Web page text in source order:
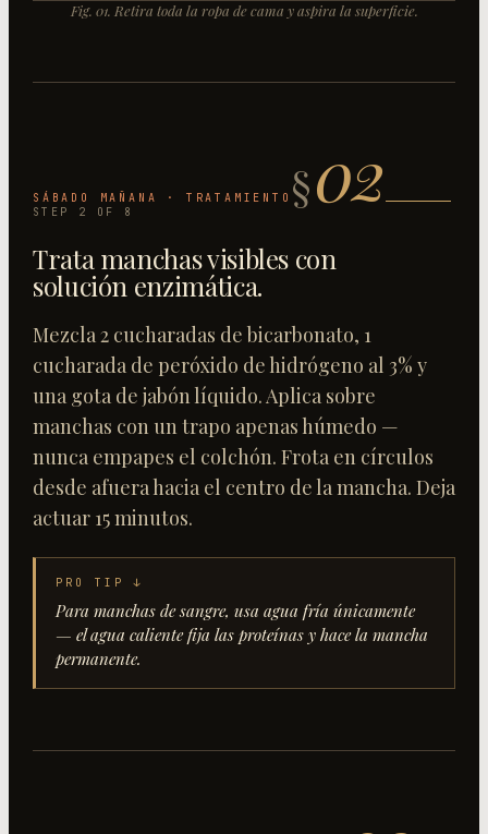
FIG.01
Fig. 01. Retira toda la ropa de cama y aspira la superficie.
SÁBADO MAÑANA · TRATAMIENTO §02
STEP 2 OF 8
Trata manchas visibles con
solución enzimática.
Mezcla 2 cucharadas de bicarbonato, 1
cucharada de peróxido de hidrógeno al 3% y
una gota de jabón líquido. Aplica sobre
manchas con un trapo apenas húmedo —
nunca empapes el colchón. Frota en círculos
desde afuera hacia el centro de la mancha. Deja
actuar 15 minutos.
PRO TIP ↓
Para manchas de sangre, usa agua fría únicamente
— el agua caliente fija las proteínas y hace la mancha
permanente.